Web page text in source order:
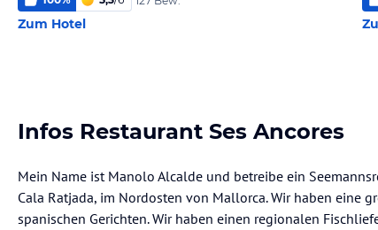
Zum Hotel
Infos Restaurant Ses Ancores
Mein Name ist Manolo Alcalde und betreibe ein
Cala Ratjada, im Nordosten von Mallorca. Wir haben eine
spanischen Gerichten. Wir haben einen regionalen